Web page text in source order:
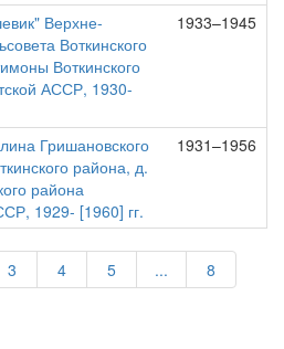
Верхне-
Воткинского
Воткинского
АССР, 1930-
1933–1945
Гришановского
района, д.
района
1929- [1960] гг.
1931–1956
3 4 5 ... 8